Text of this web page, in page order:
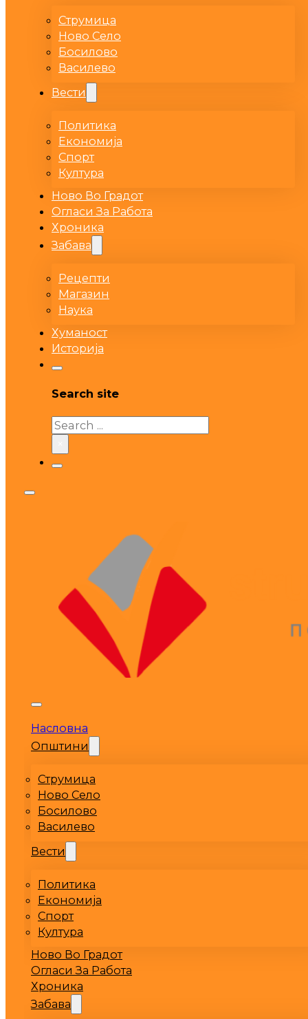
Струмица
Ново Село
Босилово
Василево
Вести
Политика
Економија
Спорт
Култура
Ново Во Градот
Огласи За Работа
Хроника
Забава
Рецепти
Магазин
Наука
Хуманост
Историја
Search site
Search
Насловна
Општини
Струмица
Ново Село
Босилово
Василево
Вести
Политика
Економија
Спорт
Култура
Ново Во Градот
Огласи За Работа
Хроника
Забава